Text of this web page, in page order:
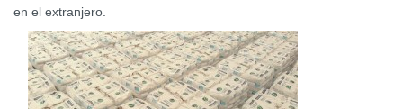
en el extranjero.